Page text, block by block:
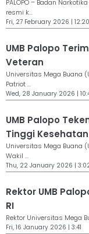
PALOPO – Badan
resmi k...
Fri, 27 February 2026 | 12:20
UMB Palopo
Veteran
Universitas Mega Buana
Patriot ...
Wed, 28 January 2026 |
UMB Palopo
Tinggi
Universitas Mega Buana
Wakil ...
Thu, 22 January 2026 |
Rektor UMB
RI
Rektor Universitas Mega
Fri, 16 January 2026 | 3:41